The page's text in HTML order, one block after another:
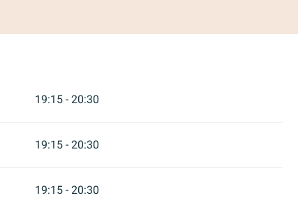
19:15 - 20:30
19:15 - 20:30
19:15 - 20:30